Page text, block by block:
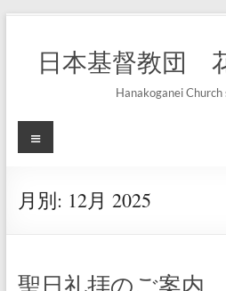
日本基督教団
Hanakoganei
メ
ニ
ー
月別: 12月 2025
聖日礼拝のご案内